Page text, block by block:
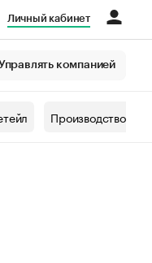
Личный кабинет
компанией
Производство